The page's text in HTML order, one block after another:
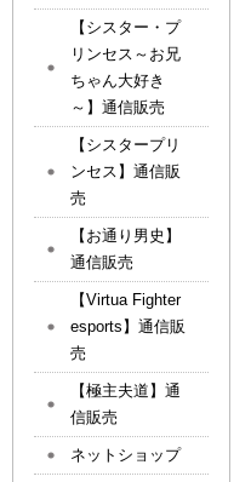
【シスター・プ
リンセス～お兄
ちゃん大好き
～】通信販売
【シスタープリ
ンセス】通信販
売
【お通り男史】
通信販売
【Virtua Fighter
esports】通信販
売
【極主夫道】通
信販売
ネットショップ